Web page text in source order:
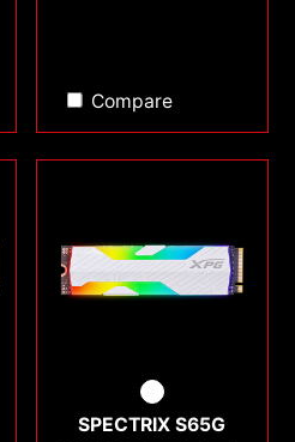
Compare
SPECTRIX S65G